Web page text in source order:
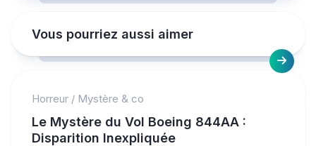
Vous pourriez aussi aimer
Horreur / Mystère & co
Le Mystère du Vol Boeing 844AA :
Disparition Inexpliquée